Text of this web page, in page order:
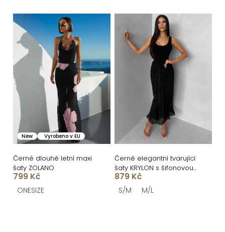
ů
New Vyrobeno v EU
Černé dlouhé letní maxi
šaty ZOLANO
799 Kč
ONESIZE
Černé elegantní tvarující
šaty KRYLON s šifonovou
sukní
879 Kč
S/M M/L